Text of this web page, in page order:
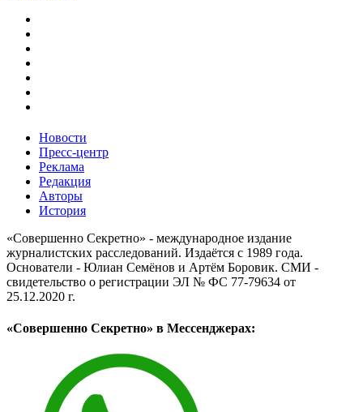
Новости
Пресс-центр
Реклама
Редакция
Авторы
История
«Совершенно Секретно» - международное издание
журналистских расследований. Издаётся с 1989 года.
Основатели - Юлиан Семёнов и Артём Боровик. CМИ -
свидетельство о регистрации ЭЛ № ФС 77-79634 от
25.12.2020 г.
«Совершенно Секретно» в Мессенджерах: